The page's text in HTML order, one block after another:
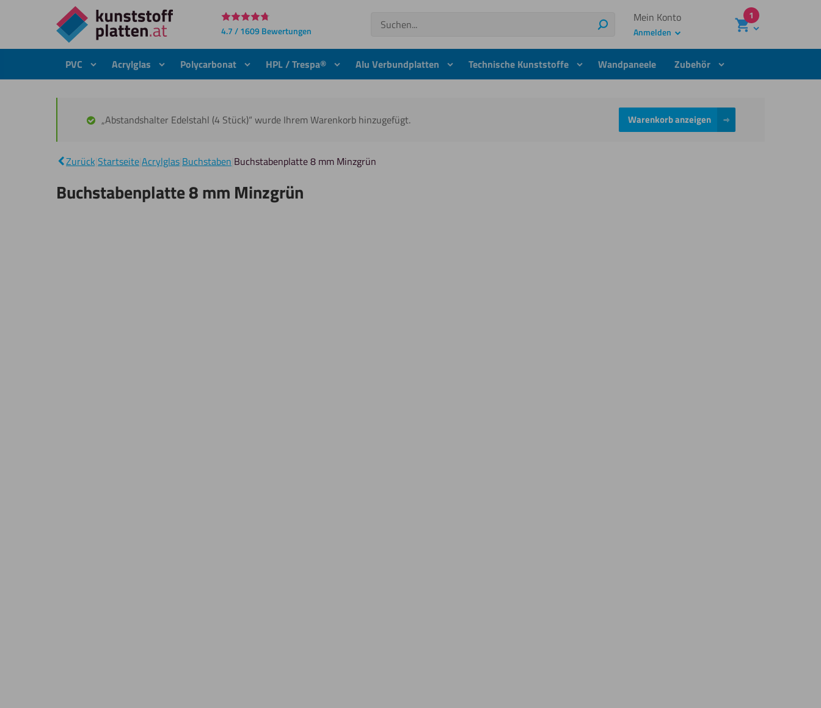
Direkt
zum
4.7 / 1609 Bewertungen
Suchen
Suchen
Mein Konto
Anmelden
1
PVC Acrylglas Polycarbonat HPL / Trespa® Alu Verbundplatten Technische Kunststoffe Wandpaneele Zubehör
„Abstandshalter Edelstahl (4 Stück)“ wurde Ihrem Warenkorb hinzugefügt. Warenkorb anzeigen
Zurück StartseiteAcrylglas Buchstaben Buchstabenplatte 8 mm Minzgrün
Buchstabenplatte 8 mm Minzgrün